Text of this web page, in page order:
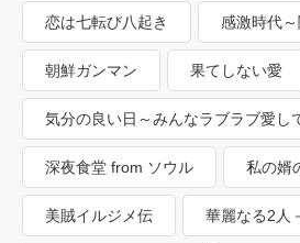
恋は七転び八起き 感激時代
朝鮮ガンマン 果てしない愛
気分の良い日～みんなラブラブ愛し
深夜食堂 from ソウル 私の婿
美賊イルジメ伝 華麗なる2人